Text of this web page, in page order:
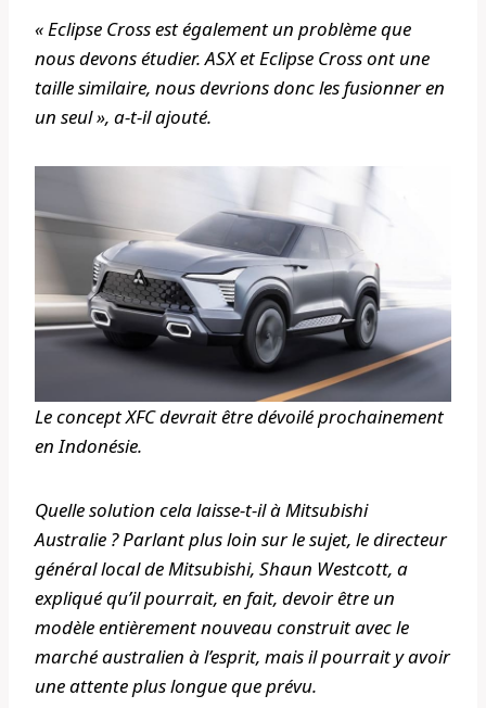
« Eclipse Cross est également un problème que
nous devons étudier. ASX et Eclipse Cross ont une
taille similaire, nous devrions donc les fusionner en
un seul », a-t-il ajouté.
Le concept XFC devrait être dévoilé prochainement
en Indonésie.
Quelle solution cela laisse-t-il à Mitsubishi
Australie ? Parlant plus loin sur le sujet, le directeur
général local de Mitsubishi, Shaun Westcott, a
expliqué qu’il pourrait, en fait, devoir être un
modèle entièrement nouveau construit avec le
marché australien à l’esprit, mais il pourrait y avoir
une attente plus longue que prévu.